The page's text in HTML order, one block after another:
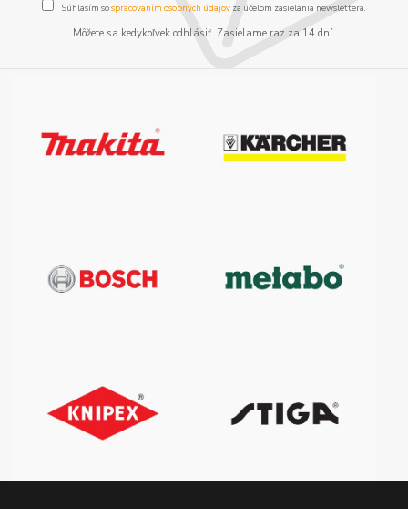
Súhlasím sospracovaním osobných údajov za účelom zasielania newslettera.
Môžete sa kedykoľvek odhlásiť. Zasielame raz za 14 dní.